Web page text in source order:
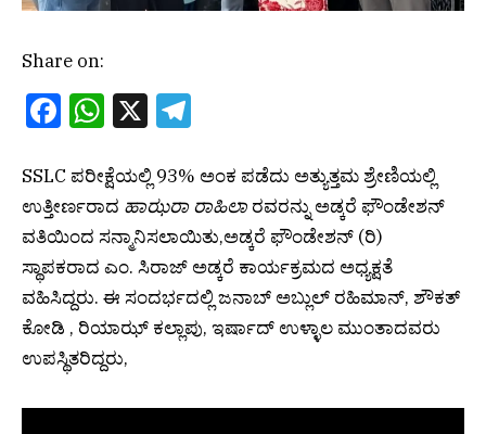
Share on:
Facebook
WhatsApp
X
SSLC ಪರೀಕ್ಷೆಯಲ್ಲಿ 93% ಅಂಕ ಪಡೆದು ಅತ್ಯುತ್ತಮ ಶ್ರೇಣಿಯಲ್ಲಿ
ಉತ್ತೀರ್ಣರಾದ ಹಾಝರಾ ರಾಹಿಲಾ ರವರನ್ನು ಅಡ್ಕರೆ ಫೌಂಡೇಶನ್
ವತಿಯಿಂದ ಸನ್ಮಾನಿಸಲಾಯಿತು,ಅಡ್ಕರೆ ಫೌಂಡೇಶನ್ (ರಿ)
ಸ್ಥಾಪಕರಾದ ಎಂ. ಸಿರಾಜ್ ಅಡ್ಕರೆ ಕಾರ್ಯಕ್ರಮದ ಅಧ್ಯಕ್ಷತೆ
ವಹಿಸಿದ್ದರು. ಈ ಸಂದರ್ಭದಲ್ಲಿ ಜನಾಬ್ ಅಬ್ಲುಲ್ ರಹಿಮಾನ್, ಶೌಕತ್
ಕೋಡಿ , ರಿಯಾಝ್ ಕಲ್ಲಾಪು, ಇರ್ಷಾದ್ ಉಳ್ಳಾಲ ಮುಂತಾದವರು
ಉಪಸ್ಥಿತರಿದ್ದರು,